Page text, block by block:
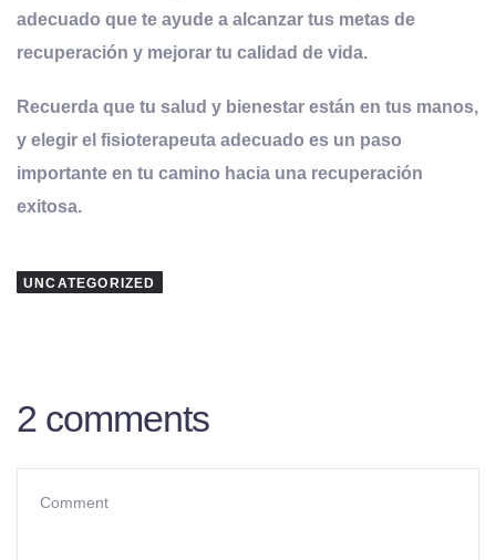
adecuado que te ayude a alcanzar tus metas de
recuperación y mejorar tu calidad de vida.
Recuerda que tu salud y bienestar están en tus manos,
y elegir el fisioterapeuta adecuado es un paso
importante en tu camino hacia una recuperación
exitosa.
UNCATEGORIZED
2 comments